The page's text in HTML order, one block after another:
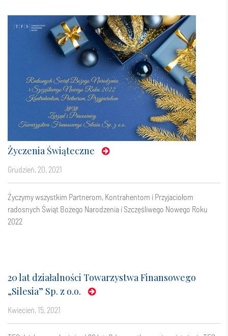
Życzenia Świąteczne
grudzień, 20, 2021
Życzymy wszystkim Partnerom, Kontrahentom i Przyjaciołom
radosnych Świąt Bożego Narodzenia i Szczęśliwego Nowego Roku
2022
20 lat działalności Towarzystwa Finansowego
„Silesia” Sp. z o.o.
kwiecień, 15, 2021